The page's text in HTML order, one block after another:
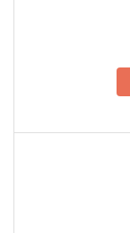
Carti pentru copii